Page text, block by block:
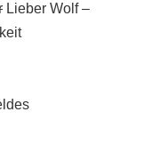
Lieber Wolf –